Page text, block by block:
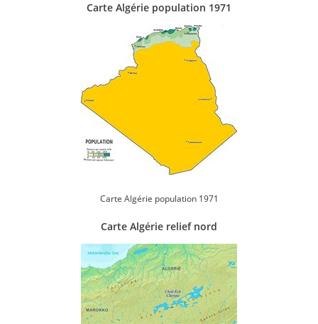
Carte Algérie population 1971
Carte Algérie population 1971
Carte Algérie relief nord